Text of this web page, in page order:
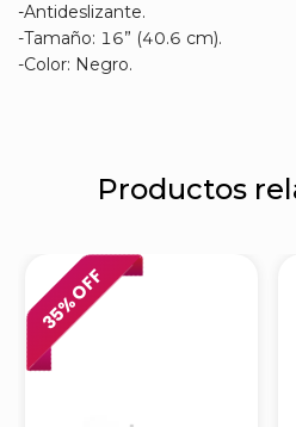
-Antideslizante.
-Tamaño: 16” (40.6 cm).
-Color: Negro.
Productos
35
% OFF